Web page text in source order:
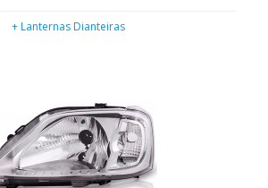
+ Lanternas Dianteiras